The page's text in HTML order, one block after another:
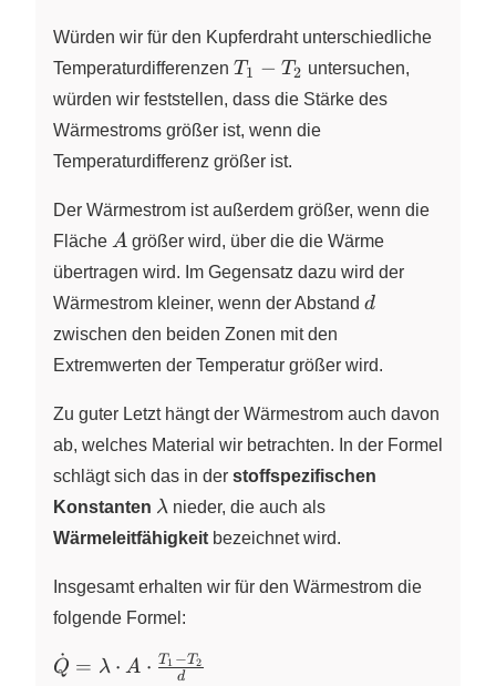
Würden wir für den Kupferdraht unterschiedliche
Temperaturdifferenzen T_1
-
T1 − T2 untersuchen,
würden wir feststellen, dass die Stärke des
Wärmestroms größer ist, wenn die
Temperaturdifferenz größer ist.
Der Wärmestrom ist außerdem größer, wenn die
Fläche A
A größer wird, über die die Wärme
übertragen wird. Im Gegensatz dazu wird der
Wärmestrom kleiner, wenn der Abstand d
d
zwischen den beiden Zonen mit den
Extremwerten der Temperatur größer wird.
Zu guter Letzt hängt der Wärmestrom auch davon
ab, welches Material wir betrachten. In der Formel
schlägt sich das in der stoffspezifischen
Konstanten \lambda
λ nieder, die auch als
Wärmeleitfähigkeit bezeichnet wird.
Insgesamt erhalten wir für den Wärmestrom die
folgende Formel:
\dot{Q}
Q
˙ = λ ⋅ A ⋅ d
T1 −T2